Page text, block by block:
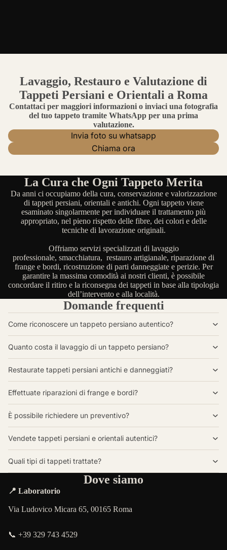
Lavaggio, Restauro e Valutazione di
Tappeti Persiani e Orientali a Roma
Contattaci per maggiori informazioni o inviaci una fotografia
del tuo tappeto tramite WhatsApp per una prima
valutazione.
Invia foto su whatsapp
Chiama ora
La Cura che Ogni Tappeto Merita
Da anni ci occupiamo della cura, conservazione e valorizzazione
di tappeti persiani, orientali e antichi. Ogni tappeto viene
esaminato singolarmente per individuare il trattamento più
appropriato, nel pieno rispetto delle fibre, dei colori e delle
tecniche di lavorazione originali.
Offriamo servizi specializzati di lavaggio
professionale, smacchiatura, restauro artigianale, riparazione di
frange e bordi, ricostruzione di parti danneggiate e perizie. Per
garantire la massima comodità ai nostri clienti, è possibile
concordare il ritiro e la riconsegna dei tappeti in base alla tipologia
dell’intervento e alla località.
Domande frequenti
Come riconoscere un tappeto persiano autentico?
Quanto costa il lavaggio di un tappeto persiano?
Restaurate tappeti persiani antichi e danneggiati?
Effettuate riparazioni di frange e bordi?
È possibile richiedere un preventivo?
Vendete tappeti persiani e orientali autentici?
Quali tipi di tappeti trattate?
Dove siamo
📍 Laboratorio
Via Ludovico Micara 65, 00165 Roma
📞 +39 329 743 4529